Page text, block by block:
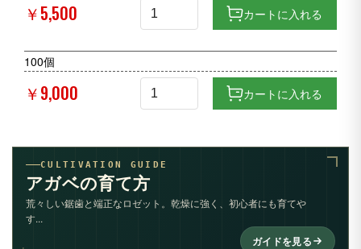
￥5,500 カートに入れる
100個
￥9,000 カートに入れる
CULTIVATION GUIDE
アガベの育て方
荒々しい鋸歯と端正なロゼット。乾燥に強く、初心者にも育てや
す...
ガイドを見る